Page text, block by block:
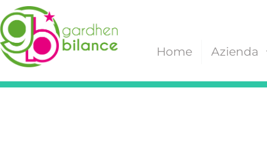
Home Azienda